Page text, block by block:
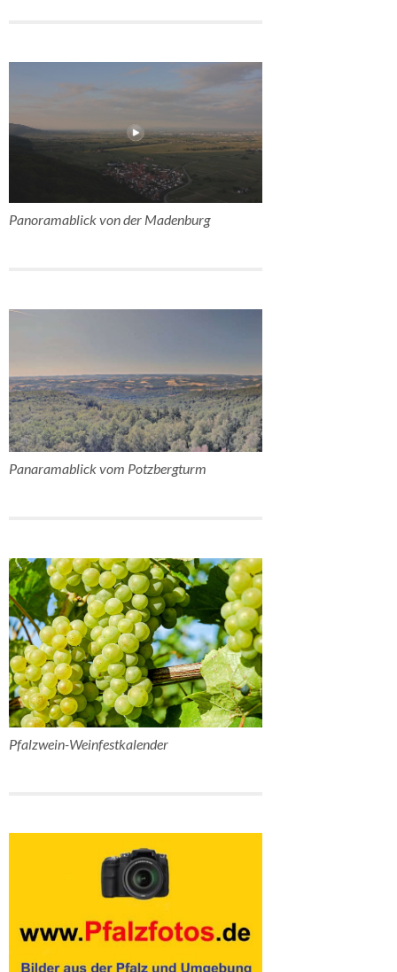
Panoramablick von der Madenburg
Panaramablick vom Potzbergturm
Pfalzwein-Weinfestkalender